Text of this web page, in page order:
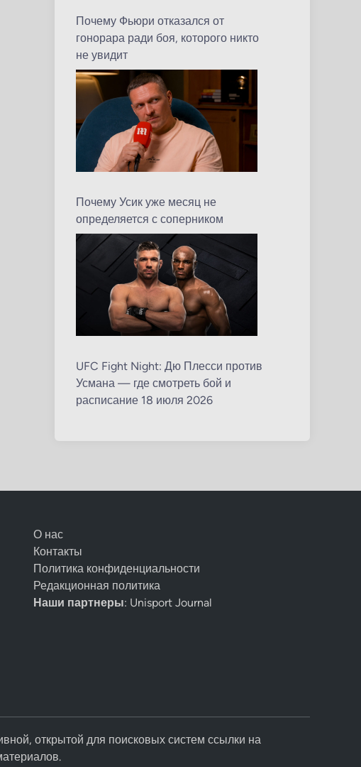
Почему Фьюри отказался от
гонорара ради боя, которого никто
не увидит
Почему Усик уже месяц не
определяется с соперником
UFC Fight Night: Дю Плесси против
Усмана — где смотреть бой и
расписание 18 июля 2026
О нас
Контакты
Политика конфиденциальности
Редакционная политика
Наши партнеры: Unisport Journal
открытой для поисковых систем ссылки на